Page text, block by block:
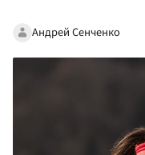
Андрей Сенченко